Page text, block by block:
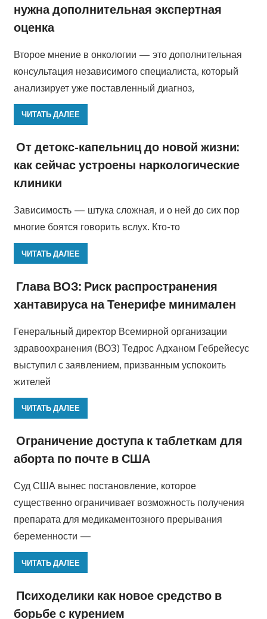
нужна дополнительная экспертная
оценка
Второе мнение в онкологии — это дополнительная
консультация независимого специалиста, который
анализирует уже поставленный диагноз,
ЧИТАТЬ ДАЛЕЕ
От детокс-капельниц до новой жизни:
как сейчас устроены наркологические
клиники
Зависимость — штука сложная, и о ней до сих пор
многие боятся говорить вслух. Кто-то
ЧИТАТЬ ДАЛЕЕ
Глава ВОЗ: Риск распространения
хантавируса на Тенерифе минимален
Генеральный директор Всемирной организации
здравоохранения (ВОЗ) Тедрос Адханом Гебрейесус
выступил с заявлением, призванным успокоить
жителей
ЧИТАТЬ ДАЛЕЕ
Ограничение доступа к таблеткам для
аборта по почте в США
Суд США вынес постановление, которое
существенно ограничивает возможность получения
препарата для медикаментозного прерывания
беременности —
ЧИТАТЬ ДАЛЕЕ
Психоделики как новое средство в
борьбе с курением